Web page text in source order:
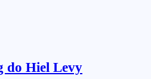
do Hiel Levy